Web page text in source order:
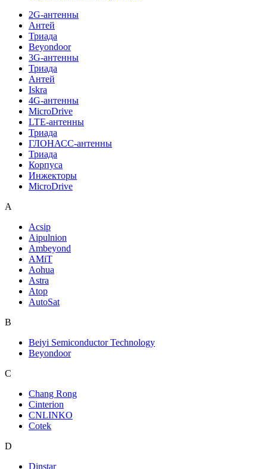
2G-антенны
Антей
Триада
Beyondoor
3G-антенны
Триада
Антей
Iskra
4G-антенны
MicroDrive
LTE-антенны
Триада
ГЛОНАСС-антенны
Триада
Корпуса
Инжекторы
MicroDrive
A
Acsip
Aipulnion
Ambeyond
AMiT
Aohua
Astra
Atop
AutoSat
B
Beiyi Semiconductor Technology
Beyondoor
C
Chang Rong
Cinterion
CNLINKO
Cotek
D
Dinstar